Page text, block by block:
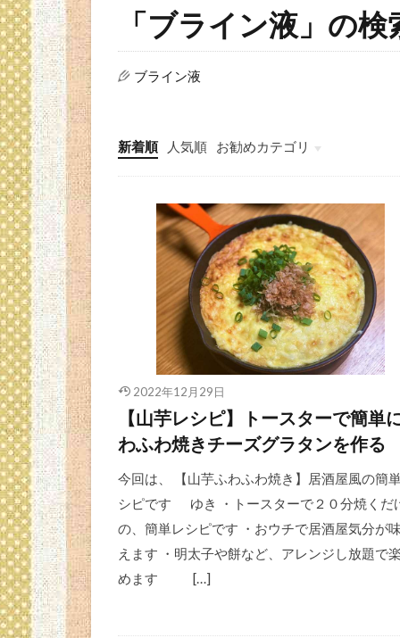
「ブライン液」の検
ブライン液
新着順 人気順
お勧めカテゴリ
簡単料理レシピ
2022年12月29日
【山芋レシピ】トースターで簡単
わふわ焼きチーズグラタンを作る
今回は、 【山芋ふわふわ焼き】居酒屋風の簡
シピです ゆき ・トースターで２０分焼くだ
の、簡単レシピです ・おウチで居酒屋気分が
えます ・明太子や餅など、アレンジし放題で
めます […]